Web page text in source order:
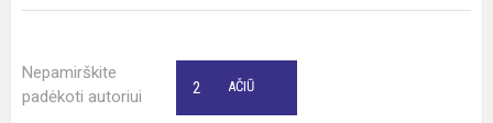
Nepamirškite
padėkoti autoriui
AČIŪ
2